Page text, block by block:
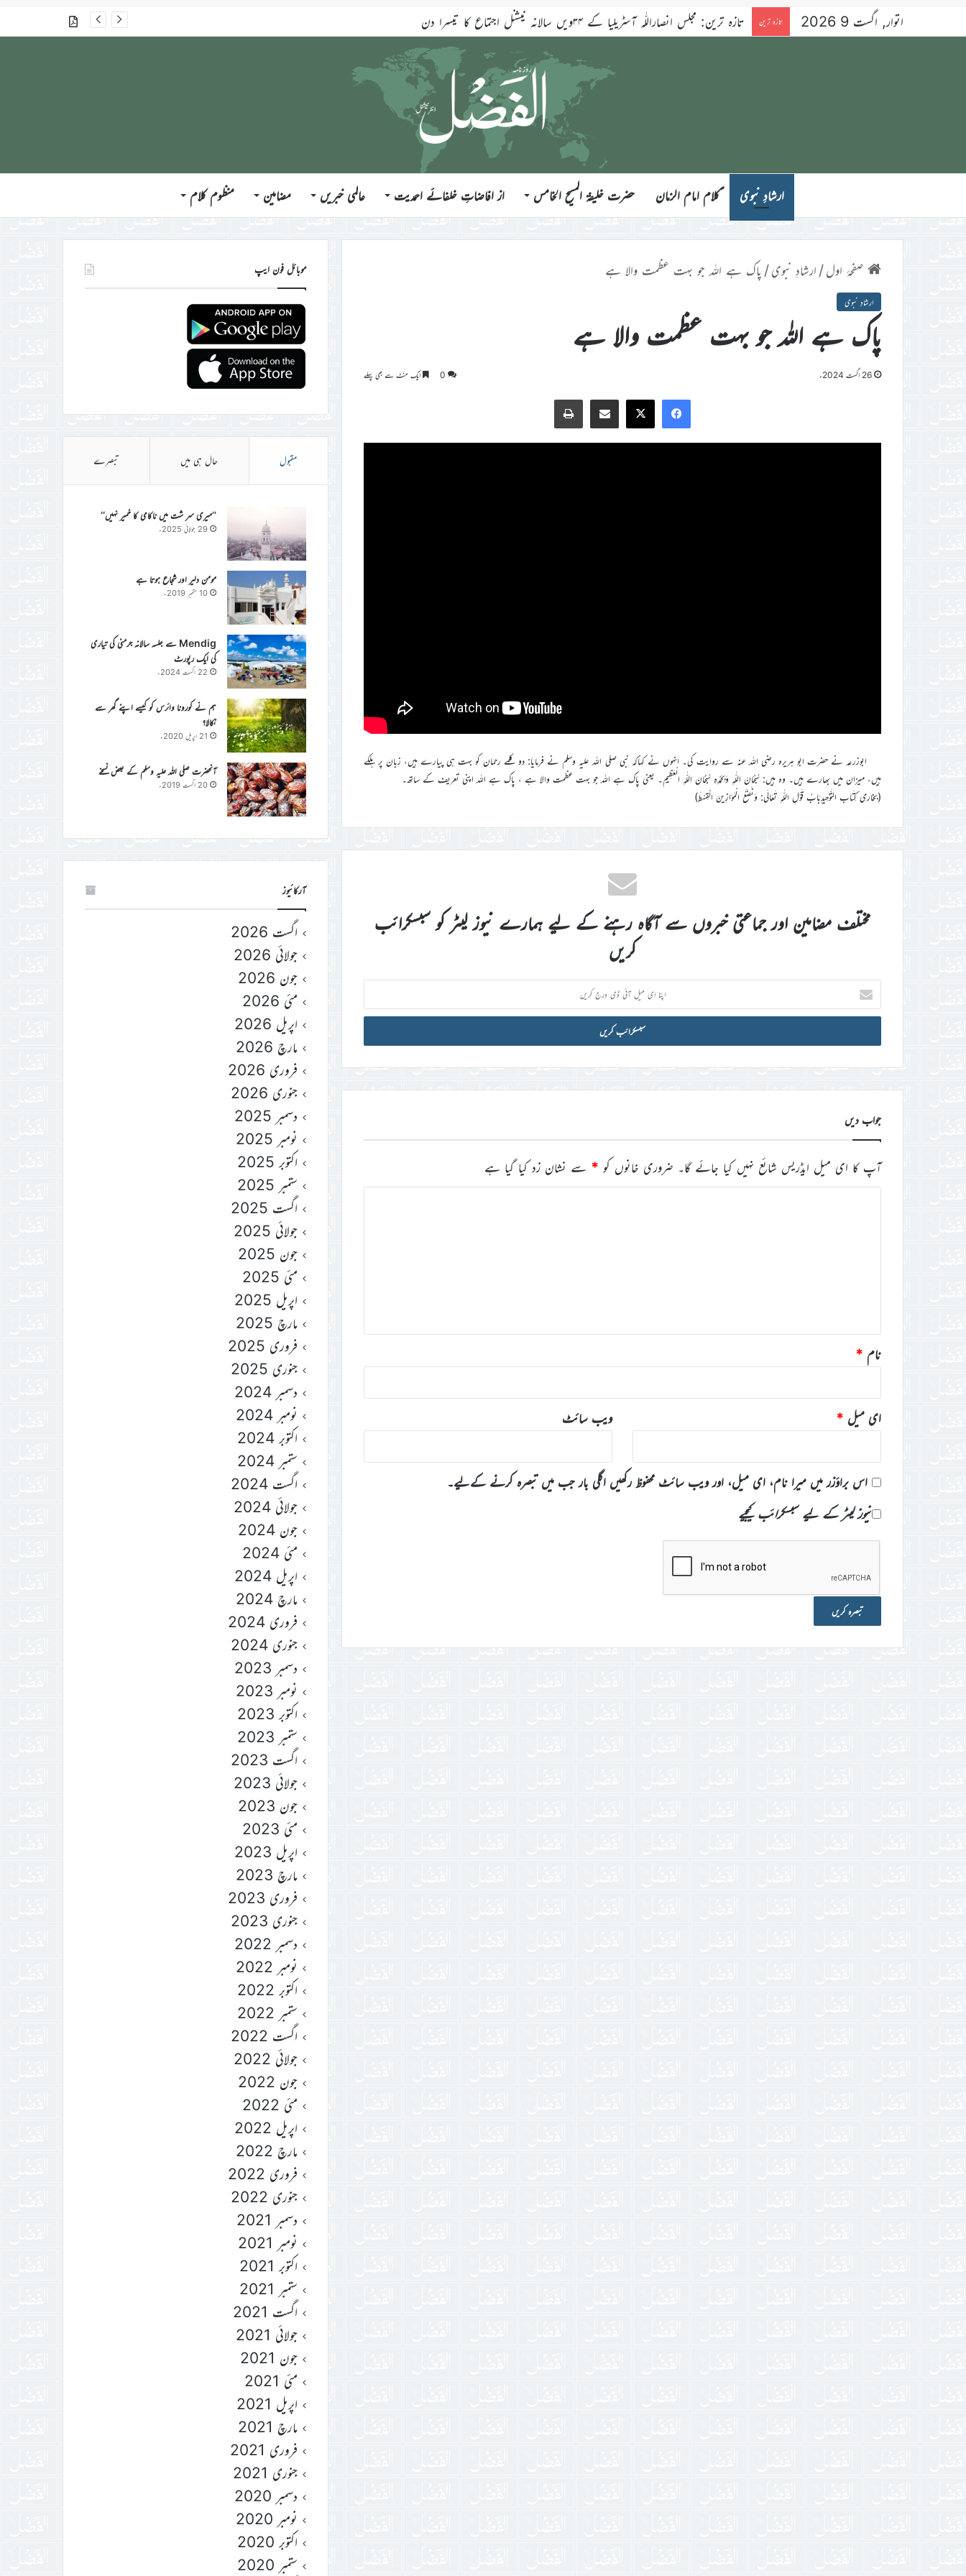
اتوار, اگست 9 2026 تازہ ترین تازہ ترین: مجلس انصاراللّٰہ آسٹریلیا کے ۳۴ویں سالانہ نیشنل اجتماع کا تیسرا دن گذشتہ شمارے
ارشادِ نبوی ؑکلام امام الزمان حضرت خلیفۃ المسیح الخامس از افاضاتِ خلفائے احمدیت عالمی خبریں مضامین منظوم کلام
صفحۂ اول/ ارشادِ نبوی/ پاک ہے اللہ جو بہت عظمت والا ہے
ارشادِ نبوی
پاک ہے اللہ جو بہت عظمت والا ہے
26 اگست 2024ء 0 ایک منٹ سے بھی پہلے
Facebook
X
Share via Email
Print
ابوزرعہ نے حضرت ابو ہریرہ رضی اللہ عنہ سے روایت کی۔ انہوں نے کہاکہ نبی صلی اللہ علیہ وسلم نے فرمایا: دو کلمے رحمان کو بہت ہی پیارے ہیں، زبان پر ہلکے
ہیں، میزان میں بھارے ہیں۔ وہ ہیں: سُبْحَانَ اللّٰهِ وَبِحَمْدِهِ سُبْحَانَ اللّٰهِ الْعَظِيمِ۔ یعنی پاک ہے اللہ جو بہت عظمت والا ہے ، پاک ہے اللہ اپنی تعریف کے ساتھ۔
(بخاری كِتَاب التَّوْحِيدِبَابُ قَوْلِ اللّٰهِ تَعَالَى: وَنَضَعُ الْمَوَازِينَ الْقِسْطَ)
مختلف مضامین اور جماعتی خبروں سے آگاہ رہنے کے لیے ہمارے نیوز لیٹر کو سبسکرائب
کریں
اپنا
ای
میل
ڈی
جواب دیں
آپ کا ای میل ایڈریس شائع نہیں کیا جائے گا۔ ضروری خانوں کو * سے نشان زد کیا گیا ہے
نام *
ای میل * ویب‌ سائٹ
اس براؤزر میں میرا نام، ای میل، اور ویب سائٹ محفوظ رکھیں اگلی بار جب میں تبصرہ کرنے کےلیے۔
نیوز لیٹر کے لیے سبسکرائب کیجیے
موبائل فون ایپ
مقبول حال ہی میں تبصرے
’’میری سر شت میں ناکامی کا خمیر نہیں‘‘
29 جولائی 2025ء
مومن دلیر اور شجاع ہوتا ہے
10 ستمبر 2019ء
Mendig سے جلسہ سالانہ جرمنی کی تیاری
کی ایک رپورٹ
22 اگست 2024ء
ہم نے کورونا وائرس کو کیسے اپنے گھر سے
نکالا؟
21 اپریل 2020ء
آنحضرت صلی اللہ علیہ وسلم کے بعض نسخے
20 اگست 2019ء
آرکائیوز
اگست 2026
جولائی 2026
جون 2026
مئی 2026
اپریل 2026
مارچ 2026
فروری 2026
جنوری 2026
دسمبر 2025
نومبر 2025
اکتوبر 2025
ستمبر 2025
اگست 2025
جولائی 2025
جون 2025
مئی 2025
اپریل 2025
مارچ 2025
فروری 2025
جنوری 2025
دسمبر 2024
نومبر 2024
اکتوبر 2024
ستمبر 2024
اگست 2024
جولائی 2024
جون 2024
مئی 2024
اپریل 2024
مارچ 2024
فروری 2024
جنوری 2024
دسمبر 2023
نومبر 2023
اکتوبر 2023
ستمبر 2023
اگست 2023
جولائی 2023
جون 2023
مئی 2023
اپریل 2023
مارچ 2023
فروری 2023
جنوری 2023
دسمبر 2022
نومبر 2022
اکتوبر 2022
ستمبر 2022
اگست 2022
جولائی 2022
جون 2022
مئی 2022
اپریل 2022
مارچ 2022
فروری 2022
جنوری 2022
دسمبر 2021
نومبر 2021
اکتوبر 2021
ستمبر 2021
اگست 2021
جولائی 2021
جون 2021
مئی 2021
اپریل 2021
مارچ 2021
فروری 2021
جنوری 2021
دسمبر 2020
نومبر 2020
اکتوبر 2020
ستمبر 2020